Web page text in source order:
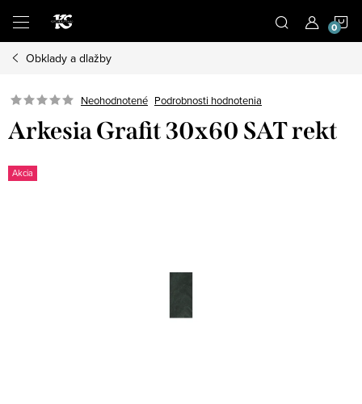
obsah
Obklady a dlažby
Neohodnotené Podrobnosti hodnotenia
Arkesia Grafit 30x60 SAT rekt
Akcia